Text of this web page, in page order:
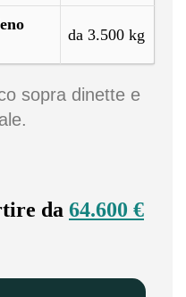
da 3.500 kg
sopra dinette e
da 64.600 €